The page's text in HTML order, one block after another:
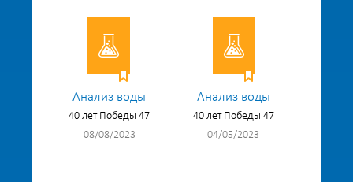
Анализ воды
40 лет Победы 47
08/08/2023
Анализ воды
40 лет Победы 47
04/05/2023